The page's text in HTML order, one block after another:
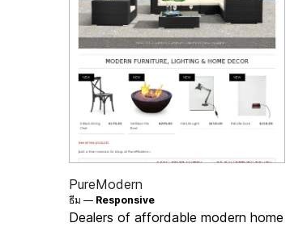
PureModern
ธีม — Responsive
Dealers of affordable modern home